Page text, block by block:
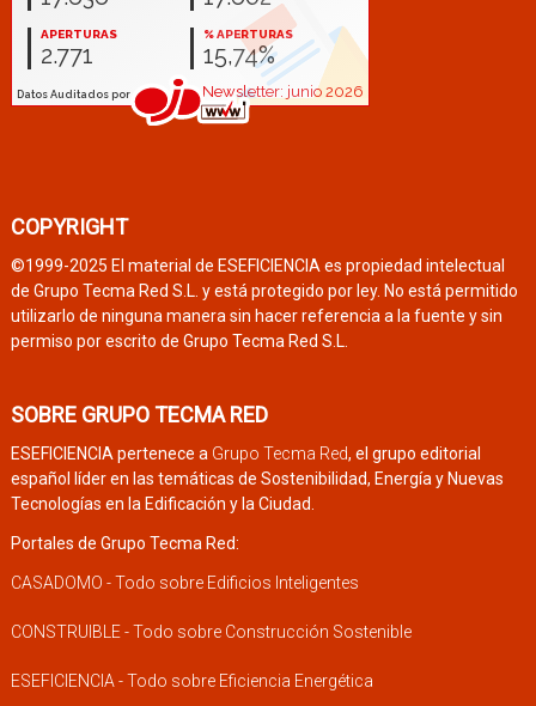
COPYRIGHT
©1999-2025 El material de ESEFICIENCIA es propiedad intelectual
de Grupo Tecma Red S.L. y está protegido por ley. No está permitido
utilizarlo de ninguna manera sin hacer referencia a la fuente y sin
permiso por escrito de Grupo Tecma Red S.L.
SOBRE GRUPO TECMA RED
ESEFICIENCIA pertenece a Grupo Tecma Red, el grupo editorial
español líder en las temáticas de Sostenibilidad, Energía y Nuevas
Tecnologías en la Edificación y la Ciudad.
Portales de Grupo Tecma Red:
CASADOMO - Todo sobre Edificios Inteligentes
CONSTRUIBLE - Todo sobre Construcción Sostenible
ESEFICIENCIA - Todo sobre Eficiencia Energética